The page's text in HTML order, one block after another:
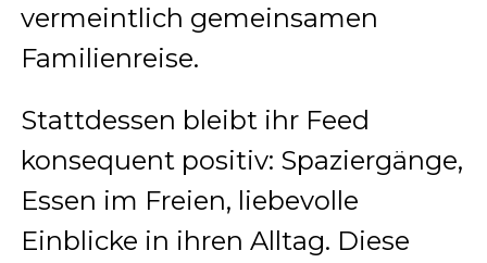
vermeintlich gemeinsamen
Familienreise.
Stattdessen bleibt ihr Feed
konsequent positiv: Spaziergänge,
Essen im Freien, liebevolle
Einblicke in ihren Alltag. Diese